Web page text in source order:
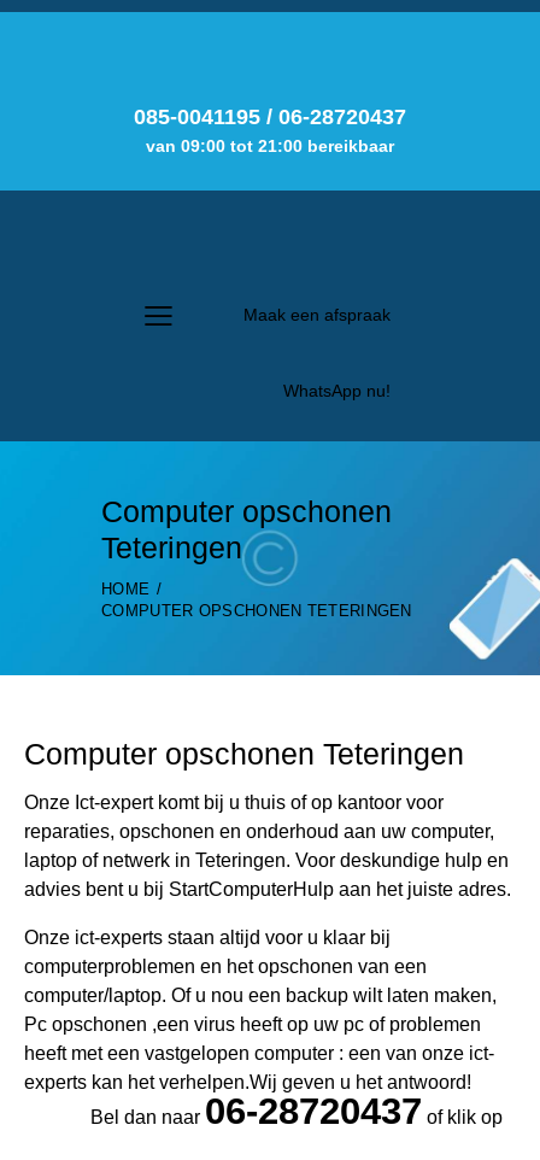
085-0041195 / 06-28720437
van 09:00 tot 21:00 bereikbaar
Maak een afspraak
WhatsApp nu!
Computer opschonen
Teteringen
HOME
COMPUTER OPSCHONEN TETERINGEN
Computer opschonen Teteringen
Onze Ict-expert komt bij u thuis of op kantoor voor
reparaties, opschonen en onderhoud aan uw computer,
laptop of netwerk in Teteringen. Voor deskundige hulp en
advies bent u bij StartComputerHulp aan het juiste adres.
Onze ict-experts staan altijd voor u klaar bij
computerproblemen en het opschonen van een
computer/laptop. Of u nou een backup wilt laten maken,
Pc opschonen ,een virus heeft op uw pc of problemen
heeft met een vastgelopen computer : een van onze ict-
experts kan het verhelpen.Wij geven u het antwoord!
Bel dan naar 06-28720437 of klik op